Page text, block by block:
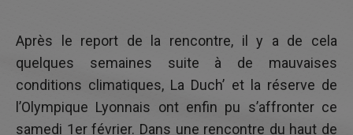
PARTENAIRES
MÉDIAS
RECRUTEMENT
Après le report de la rencontre, il y a de cela
quelques semaines suite à de mauvaises
conditions climatiques, La Duch’ et la réserve de
l’Olympique Lyonnais ont enfin pu s’affronter ce
samedi 1er février. Dans une rencontre du haut de